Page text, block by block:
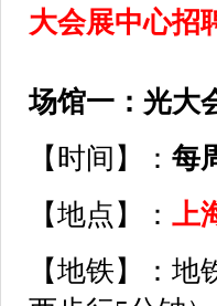
大会展中心招
场馆一：光大
【时间】： 每
【地点】： 上
【地铁】：